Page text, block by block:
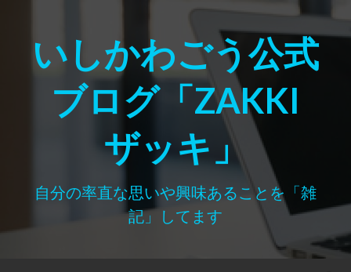
contentいしかわごう公式
ブログ「ZAKKI
ザッキ」
自分の率直な思いや興味あることを「雑
記」してます